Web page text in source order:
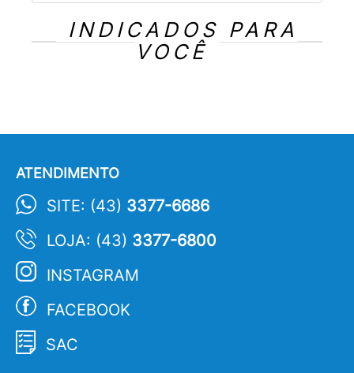
INDICADOS PARA
VOCÊ
ATENDIMENTO
SITE: (43) 3377-6686
LOJA: (43) 3377-6800
INSTAGRAM
FACEBOOK
SAC